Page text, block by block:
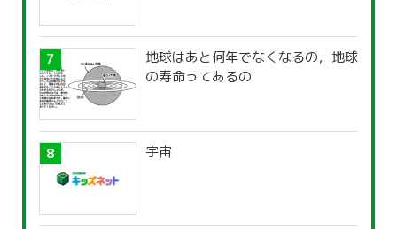
地球はあと何年でなくなるの，地球
の寿命ってあるの
宇宙